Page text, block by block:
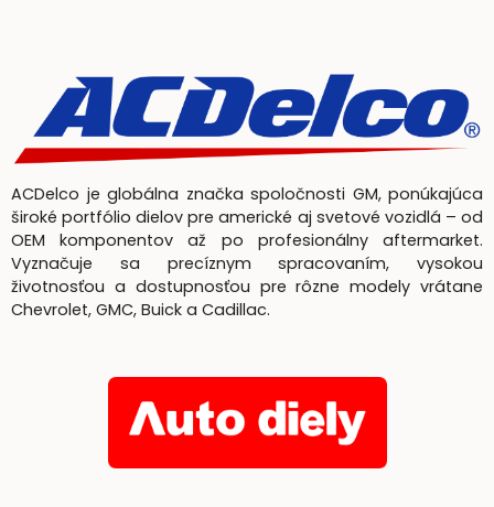
ACDelco je globálna značka spoločnosti GM, ponúkajúca
široké portfólio dielov pre americké aj svetové vozidlá – od
OEM komponentov až po profesionálny aftermarket.
Vyznačuje sa precíznym spracovaním, vysokou
životnosťou a dostupnosťou pre rôzne modely vrátane
Chevrolet, GMC, Buick a Cadillac.